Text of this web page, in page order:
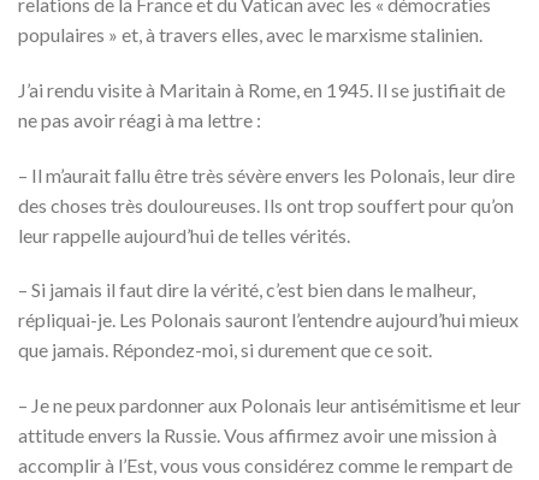
populaires » et, à travers elles, avec le marxisme stalinien.
J’ai rendu visite à Maritain à Rome, en 1945. Il se justifiait de
ne pas avoir réagi à ma lettre :
– Il m’aurait fallu être très sévère envers les Polonais, leur dire
des choses très douloureuses. Ils ont trop souffert pour qu’on
leur rappelle aujourd’hui de telles vérités.
– Si jamais il faut dire la vérité, c’est bien dans le malheur,
répliquai-je. Les Polonais sauront l’entendre aujourd’hui mieux
que jamais. Répondez-moi, si durement que ce soit.
– Je ne peux pardonner aux Polonais leur antisémitisme et leur
attitude envers la Russie. Vous affirmez avoir une mission à
accomplir à l’Est, vous vous considérez comme le rempart de